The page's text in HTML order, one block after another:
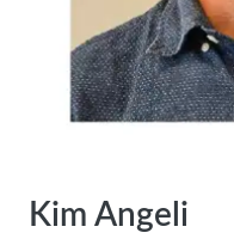
Kim Angeli